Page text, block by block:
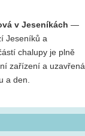
v Jeseníkách —
Jeseníků a
chalupy je plně
zařízení a uzavřená
a den.